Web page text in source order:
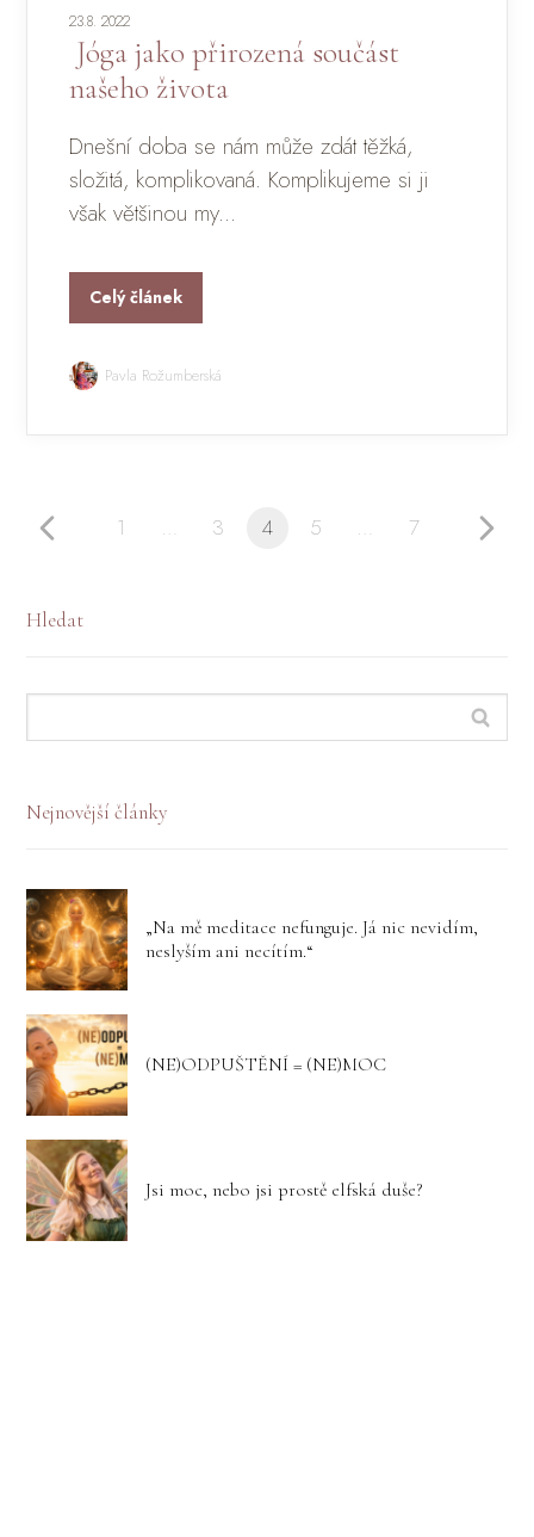
23.8. 2022
Jóga jako přirozená součást
našeho života
Dnešní doba se nám může zdát těžká,
složitá, komplikovaná. Komplikujeme si ji
však většinou my...
Celý článek
Pavla Rožumberská
1 … 3 4 5 … 7
Hledat
Nejnovější články
„Na mě meditace nefunguje. Já nic nevidím,
neslyším ani necítím.“
(NE)ODPUŠTĚNÍ = (NE)MOC
Jsi moc, nebo jsi prostě elfská duše?